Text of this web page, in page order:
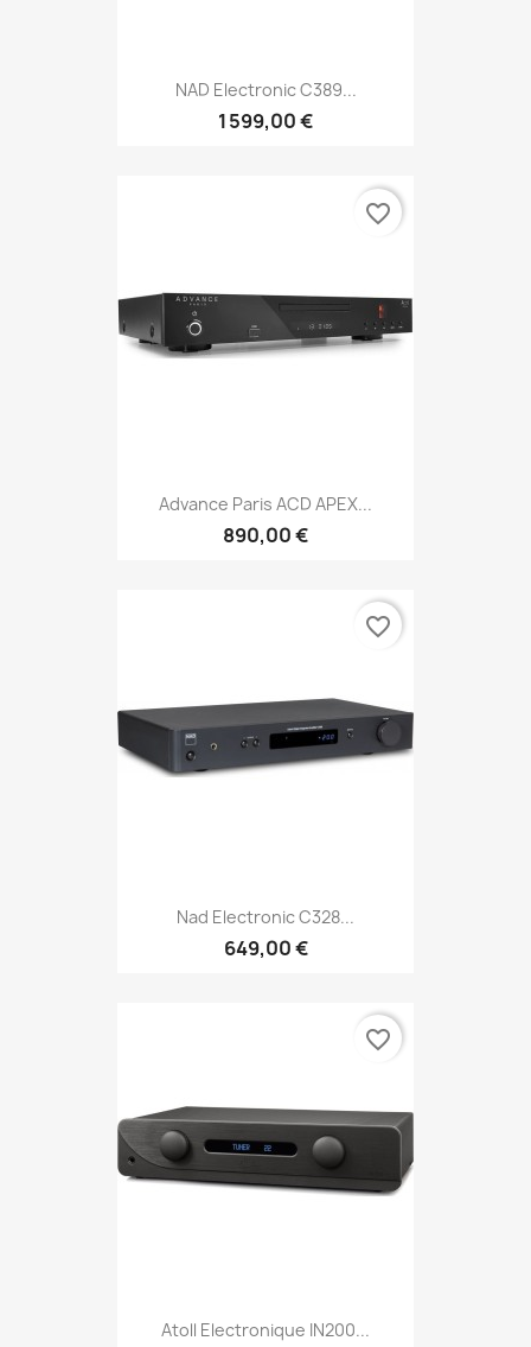
NAD Electronic C389...
1 599,00 €
Advance Paris ACD APEX...
890,00 €
favorite_border
Nad Electronic C328...
649,00 €
favorite_border
Atoll Electronique IN200...
favorite_border